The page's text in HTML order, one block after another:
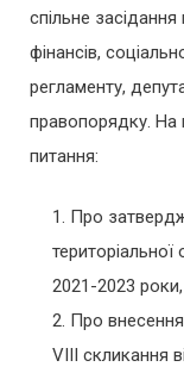
спільне засідання
фінансів,
регламенту,
правопорядку. На
питання:
Про
2021-2023 роки,
Про
VIІI скликання